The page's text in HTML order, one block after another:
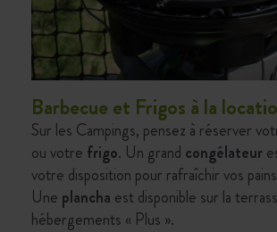
Barbecue et Frigos à la
Sur les Campings, pensez à réserver
ou votre frigo. Un grand congélateur
votre disposition pour rafraîchir vos
Une plancha est disponible sur la
hébergements « Plus ».